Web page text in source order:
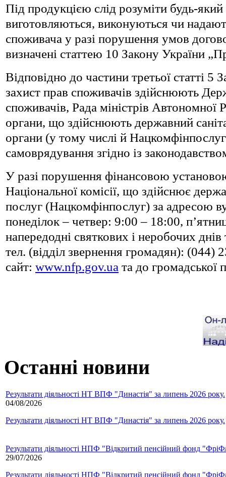
Під продукцією слід розуміти будь-
виготовляються, виконуються чи
споживача у разі порушення умов
визначені статтею 10 Закону України
Відповідно до частини третьої статті
захист прав споживачів здійснюють
споживачів, Рада міністрів Автономної
органи, що здійснюють державний
органи (у тому числі й
самоврядування згідно із
У разі порушення фінансовою
Національної комісії, що здійснює
послуг (Нацкомфінпослуг) за адресою
понеділок – четвер: 9:00 – 18:00,
напередодні святкових і неробочих
тел. (відділ звернення громадян):
сайт: www.nfp.gov.ua та до громадської
Останні новини
Результати діяльності НТ ВПФ "Династія" за липень 2026 року.
04/08/2026
Результати діяльності НТ ВПФ "Династія" за липень 2026 року.
Результати діяльності НПФ "Відкритий пенсійний фонд
29/07/2026
Результати діяльності НПФ "Відкритий пенсійний фонд